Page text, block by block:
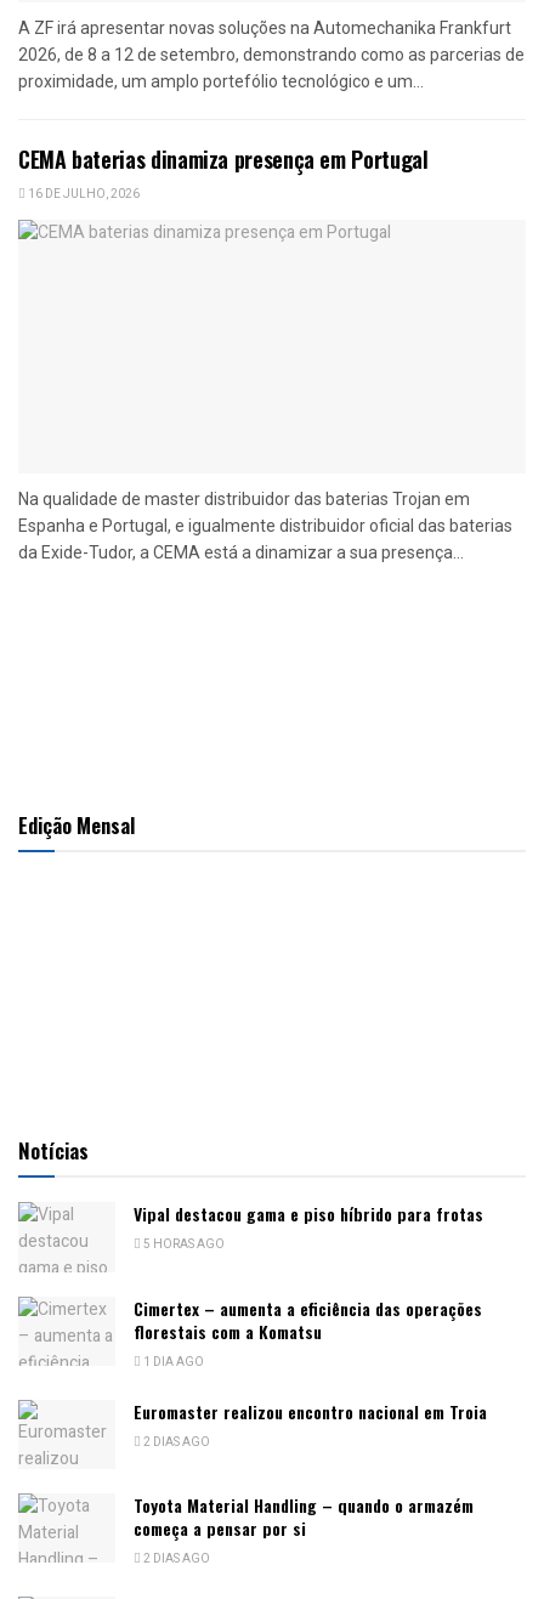
A ZF irá apresentar novas soluções na Automechanika Frankfurt
2026, de 8 a 12 de setembro, demonstrando como as parcerias de
proximidade, um amplo portefólio tecnológico e um...
CEMA baterias dinamiza presença em Portugal
16 DE JULHO, 2026
Na qualidade de master distribuidor das baterias Trojan em
Espanha e Portugal, e igualmente distribuidor oficial das baterias
da Exide-Tudor, a CEMA está a dinamizar a sua presença...
Edição Mensal
Notícias
Vipal destacou gama e piso híbrido para frotas
5 HORAS AGO
Cimertex – aumenta a eficiência das operações
florestais com a Komatsu
1 DIA AGO
Euromaster realizou encontro nacional em Troia
2 DIAS AGO
Toyota Material Handling – quando o armazém
começa a pensar por si
2 DIAS AGO